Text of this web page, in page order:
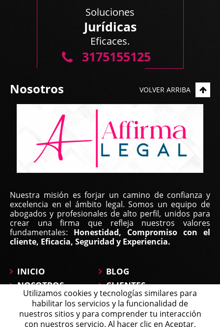
Soluciones
Jurídicas
Eficaces.
3175155125
Nosotros
Nuestra misión es forjar un camino de confianza y
excelencia en el ámbito legal. Somos un equipo de
abogados y profesionales de alto perfil, unidos para
crear una firma que refleja nuestros valores
fundamentales: Honestidad, Compromiso con el
cliente, Eficacia, Seguridad y Experiencia.
VOLVER ARRIBA
INICIO
NOSOTROS
ÁREAS DE
PRÁCTICA
PREGUNTAS
BLOG
CLIENTES
CONTÁCTANOS
MAPA DEL SITIO
Utilizamos cookies y tecnologías similares para
habilitar los servicios y la funcionalidad de
nuestros sitios y para comprender tu interacción
con nuestros servicio. Al hacer clic en Aceptar,